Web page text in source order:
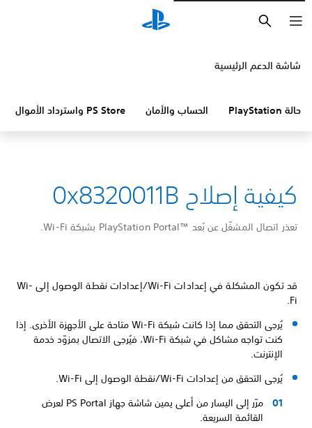
شاشة الدعم الرئيسية
حالة PlayStation الحساب والأمان PS Store واسترداد الأموال
كيفية إصلاح 0x8320011B
تعذر اتصال المشغّل عن بُعد PlayStation Portal™‎ بشبكة Wi-Fi.
قد تكون المشكلة في إعدادات Wi-Fi/إعدادات نقطة الوصول إلى Wi-
Fi.
يُرجى التحقق مما إذا كانت شبكة Wi-Fi متاحة على الأجهزة الأخرى. إذا
كنت تواجه مشاكل في شبكة Wi-Fi، فيُرجى الاتصال بمزوّد خدمة
الإنترنت.
يُرجى التحقق من إعدادات Wi-Fi/نقطة الوصول إلى Wi-Fi.
مرّر إلى اليسار من أعلى يمين شاشة جهاز PS Portal لعرض
القائمة السريعة.